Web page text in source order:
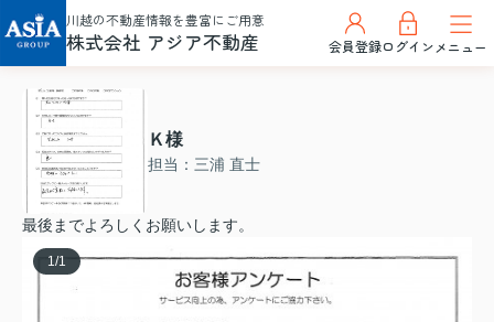
川越の不動産情報を豊富にご用意
株式会社 アジア不動産 会員登録ログインメニュー
Ｋ様
担当：三浦 直士
最後までよろしくお願いします。
1 /1